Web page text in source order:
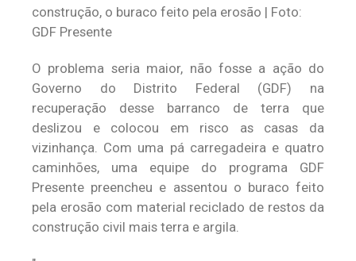
construção, o buraco feito pela erosão | Foto:
GDF Presente
O problema seria maior, não fosse a ação do
Governo do Distrito Federal (GDF) na
recuperação desse barranco de terra que
deslizou e colocou em risco as casas da
vizinhança. Com uma pá carregadeira e quatro
caminhões, uma equipe do programa GDF
Presente preencheu e assentou o buraco feito
pela erosão com material reciclado de restos da
construção civil mais terra e argila.